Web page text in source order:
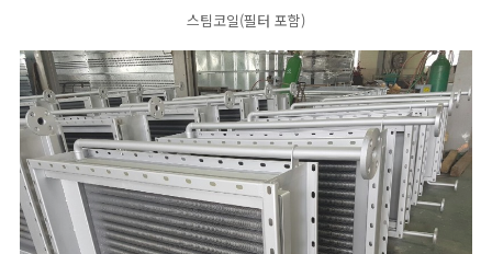
스팀코일(필터 포함)